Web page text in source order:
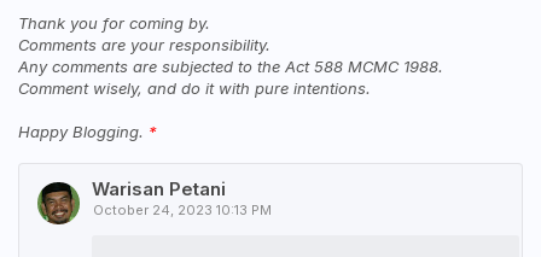
Thank you for coming by.
Comments are your responsibility.
Any comments are subjected to the Act 588 MCMC 1988.
Comment wisely, and do it with pure intentions.
Happy Blogging.
Warisan Petani
October 24, 2023 10:13 PM